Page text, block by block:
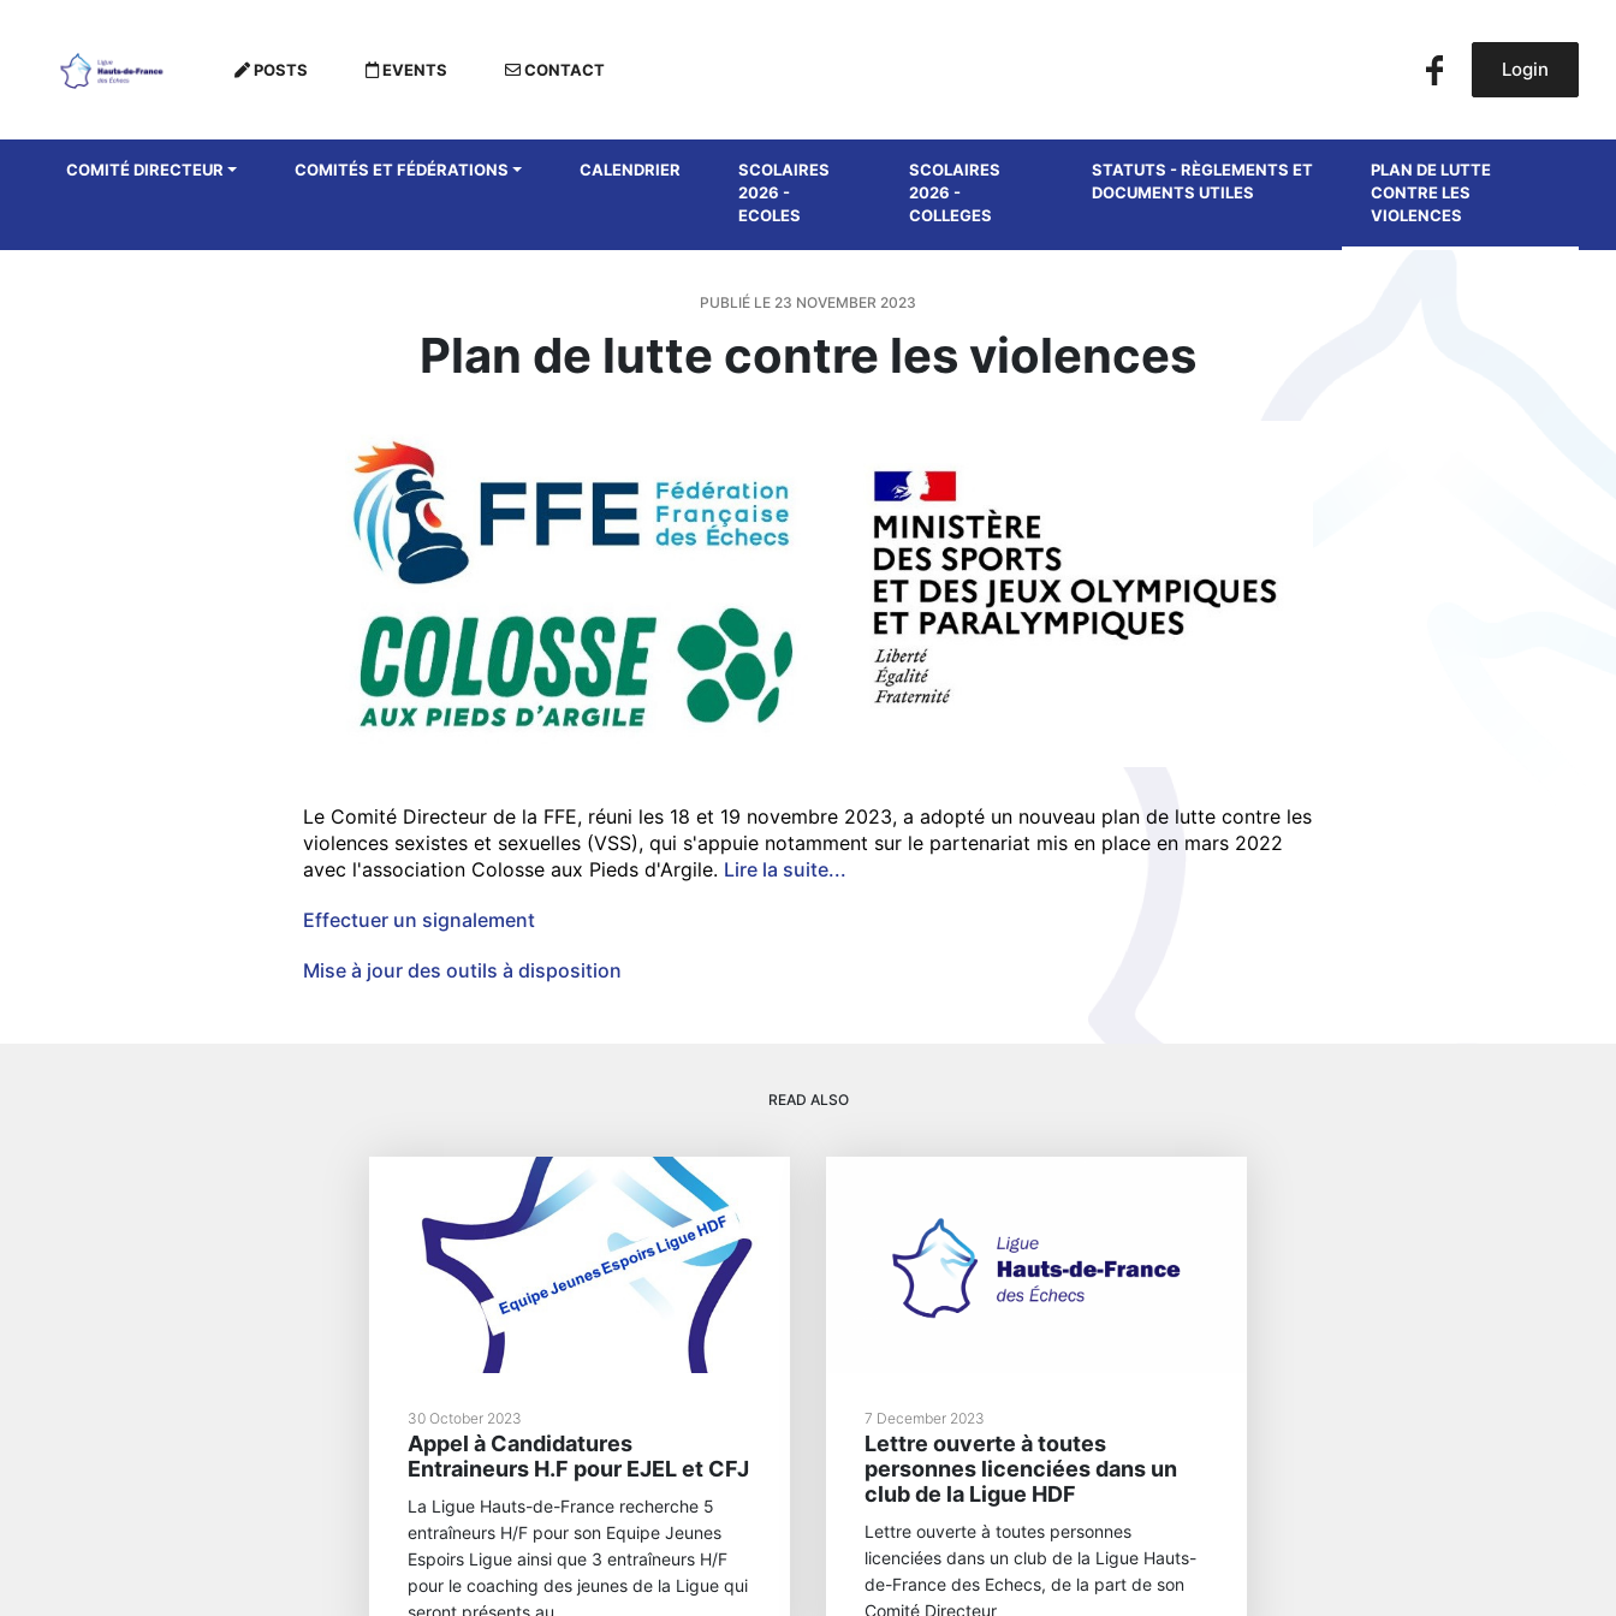
POSTS EVENTS CONTACT Login
COMITÉ DIRECTEUR COMITÉS ET FÉDÉRATIONS CALENDRIER
SCOLAIRES
2026 -
ECOLES
SCOLAIRES
2026 -
COLLEGES
STATUTS - RÈGLEMENTS ET
DOCUMENTS UTILES
PLAN DE LUTTE
CONTRE LES
VIOLENCES
PUBLIÉ LE 23 NOVEMBER 2023
Plan de lutte contre les violences
Le Comité Directeur de la FFE, réuni les 18 et 19 novembre 2023, a adopté un nouveau plan de lutte contre les
violences sexistes et sexuelles (VSS), qui s'appuie notamment sur le partenariat mis en place en mars 2022
avec l'association Colosse aux Pieds d'Argile. Lire la suite...
Effectuer un signalement
Mise à jour des outils à disposition
READ ALSO
30 October 2023
Appel à Candidatures
Entraineurs H.F pour EJEL et CFJ
La Ligue Hauts-de-France recherche 5
entraîneurs H/F pour son Equipe Jeunes
Espoirs Ligue ainsi que 3 entraîneurs H/F
pour le coaching des jeunes de la Ligue qui
seront présents au...
7 December 2023
Lettre ouverte à toutes
personnes licenciées dans un
club de la Ligue HDF
Lettre ouverte à toutes personnes
licenciées dans un club de la Ligue Hauts-
de-France des Echecs, de la part de son
Comité Directeur